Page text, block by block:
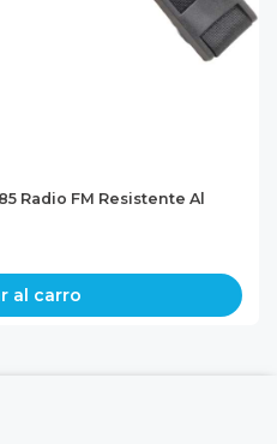
Radio FM Resistente Al
al carro